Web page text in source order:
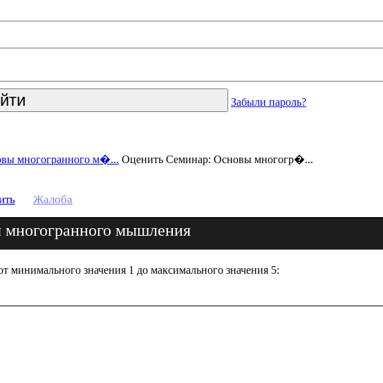
Забыли пароль?
многогранного м�... Оценить Семинар: Основы многогр�...
Жалоба
мышления
значения 1 до максимального значения 5: